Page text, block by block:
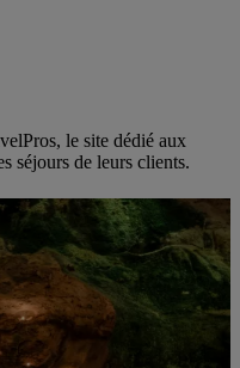
le site dédié aux
séjours de leurs clients.